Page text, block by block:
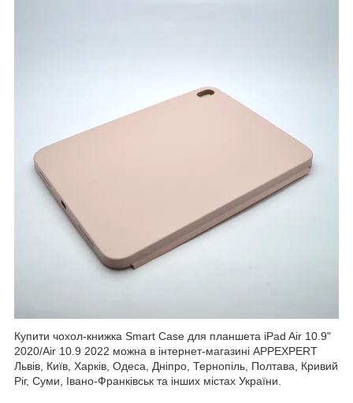
Купити чохол-книжка Smart Case для планшета iPad Air 10.9"
2020/Air 10.9 2022 можна в інтернет-магазині APPEXPERT
Львів, Київ, Харків, Одеса, Дніпро, Тернопіль, Полтава, Кривий
Ріг, Суми, Івано-Франківськ та інших містах України.